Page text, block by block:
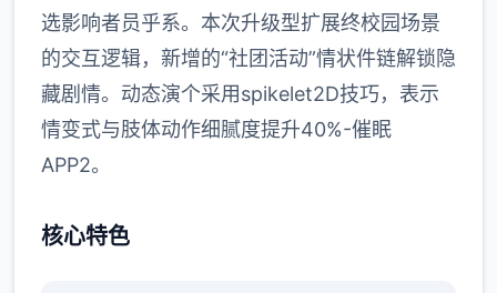
选影响者员乎系。本次升级型扩展终校园场景
的交互逻辑，新增的“社团活动”情状件链解锁隐
藏剧情。动态演个采用spikelet2D技巧，表示
情变式与肢体动作细腻度提升40%-催眠
APP2。
核心特色